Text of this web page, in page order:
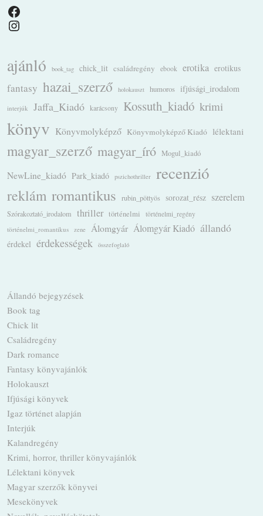
Facebook
Instagram
ajánló book_tag chick_lit családregény ebook erotika erotikus
fantasy hazai_szerző holokauszt humoros ifjúsági_irodalom
interjúk Jaffa_Kiadó karácsony Kossuth_kiadó krimi
könyv Könyvmolyképző Könyvmolyképző Kiadó lélektani
magyar_szerző magyar_író Mogul_kiadó
NewLine_kiadó Park_kiadó pszichothriller recenzió
reklám romantikus rubin_pöttyös sorozat_rész szerelem
Szórakoztató_irodalom thriller történelmi
történelmi_regény
történelmi_romantikus
zene Álomgyár Álomgyár Kiadó állandó
érdekel érdekességek összefoglaló
Állandó bejegyzések
Book tag
Chick lit
Családregény
Dark romance
Fantasy könyvajánlók
Holokauszt
Ifjúsági könyvek
Igaz történet alapján
Interjúk
Kalandregény
Krimi, horror, thriller könyvajánlók
Lélektani könyvek
Magyar szerzők könyvei
Mesekönyvek